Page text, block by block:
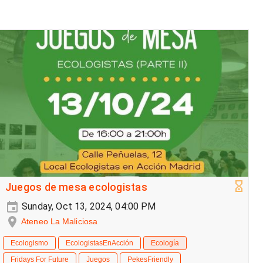
Juegos de mesa ecologistas
Sunday, Oct 13, 2024, 04:00 PM
Ateneo La Maliciosa
Ecologismo EcologistasEnAcción
Ecología
Fridays For Future
Juegos PekesFriendly